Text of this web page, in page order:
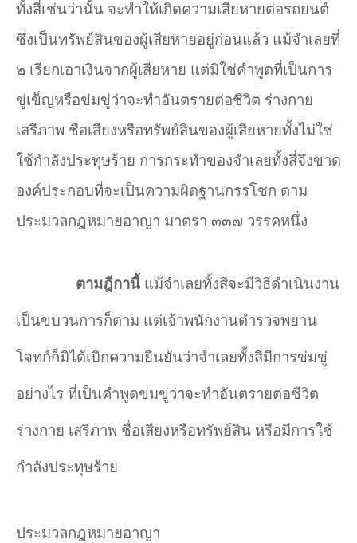
ทั้งสี่เช่นว่านั้น จะทำให้เกิดความเสียหายต่อรถยนต์
ซึ่งเป็นทรัพย์สินของผู้เสียหายอยู่ก่อนแล้ว แม้จำเลยที่
๒ เรียกเอาเงินจากผู้เสียหาย แต่มิใช่คำพูดที่เป็นการ
ขู่เข็ญหรือข่มขู่ว่าจะทำอันตรายต่อชีวิต ร่างกาย
เสรีภาพ ชื่อเสียงหรือทรัพย์สินของผู้เสียหายทั้งไม่ใช่
ใช้กำลังประทุษร้าย การกระทำของจำเลยทั้งสี่จึงขาด
องค์ประกอบที่จะเป็นความผิดฐานกรรโชก ตาม
ประมวลกฎหมายอาญา มาตรา ๓๓๗ วรรคหนึ่ง
ตามฎีกานี้ แม้จำเลยทั้งสี่จะมีวิธีดำเนินงาน
เป็นขบวนการก็ตาม แต่เจ้าพนักงานตำรวจพยาน
โจทก์ก็มิได้เบิกความยืนยันว่าจำเลยทั้งสี่มีการข่มขู่
อย่างไร ที่เป็นคำพูดข่มขู่ว่าจะทำอันตรายต่อชีวิต
ร่างกาย เสรีภาพ ชื่อเสียงหรือทรัพย์สิน หรือมีการใช้
กำลังประทุษร้าย
ประมวลกฎหมายอาญา